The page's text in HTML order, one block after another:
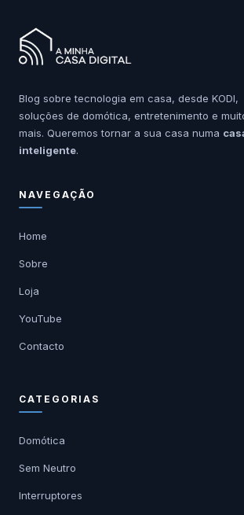
Blog sobre tecnologia em casa, desde KODI,
soluções de domótica, entretenimento e
mais. Queremos tornar a sua casa numa
inteligente.
NAVEGAÇÃO
Home
Sobre
Loja
YouTube
Contacto
CATEGORIAS
Domótica
Sem Neutro
Interruptores